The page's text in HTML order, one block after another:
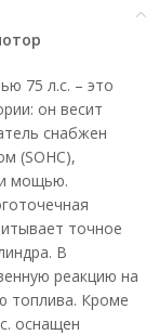
75 л.с. – это
он весит
снабжен
(SOHC),
мощью.
точное
В
реакцию на
топлива. Кроме
оснащен